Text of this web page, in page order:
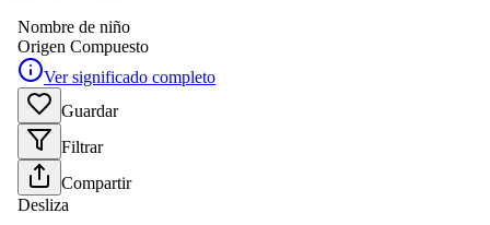
Nombre de niño
Origen Compuesto
Ver significado completo
Guardar
Filtrar
Compartir
Desliza